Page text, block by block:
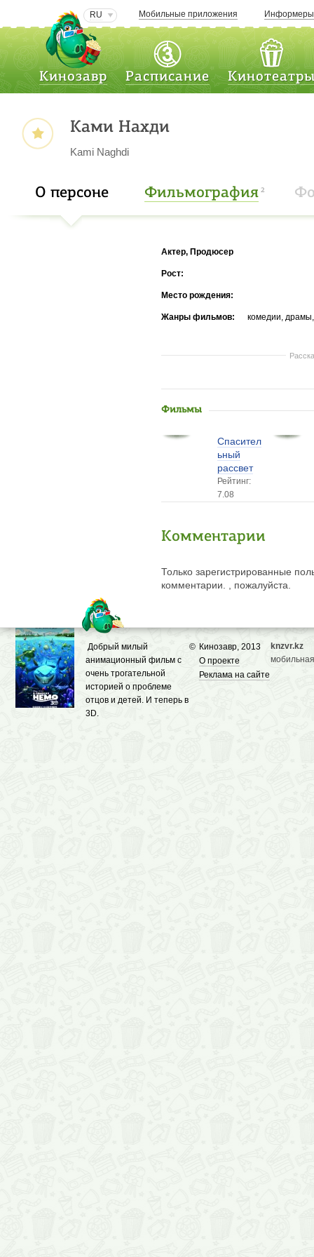
RU Мобильные приложения Информеры
Кинозавр Расписание
Ками Нахди
Kami Naghdi
О персоне Фильмография 2
Актер, Продюсер
Рост:
Место рождения:
Жанры фильмов: комедии,
Фильмы
Спасител
ьный
рассвет
Рейтинг:
7.08
Комментарии
Только зарегистрированные
комментарии. , пожалуйста.
© Кинозавр, 2013
О проекте
Реклама на сайте
Добрый милый
анимационный фильм с
очень трогательной
историей о проблеме
отцов и детей. И теперь в
3D.
knzvr.kz